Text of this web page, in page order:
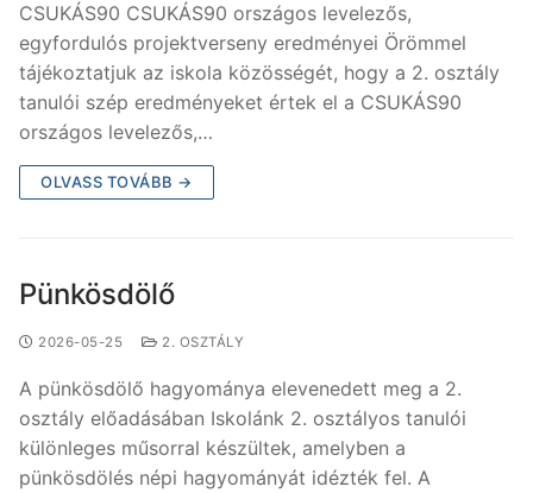
CSUKÁS90 CSUKÁS90 országos levelezős,
egyfordulós projektverseny eredményei Örömmel
tájékoztatjuk az iskola közösségét, hogy a 2. osztály
tanulói szép eredményeket értek el a CSUKÁS90
országos levelezős,…
OLVASS TOVÁBB →
Pünkösdölő
2026-05-25 2. OSZTÁLY
A pünkösdölő hagyománya elevenedett meg a 2.
osztály előadásában Iskolánk 2. osztályos tanulói
különleges műsorral készültek, amelyben a
pünkösdölés népi hagyományát idézték fel. A